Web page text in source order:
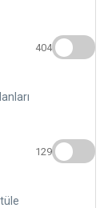
404
129